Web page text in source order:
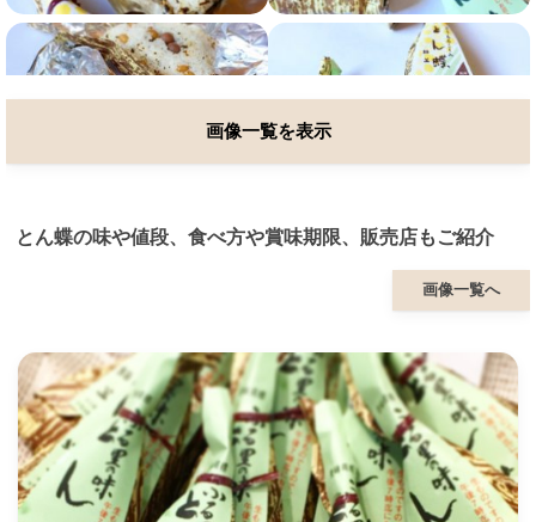
画像一覧を表示
とん蝶の味や値段、食べ方や賞味期限、販売店もご紹介
画像一覧へ